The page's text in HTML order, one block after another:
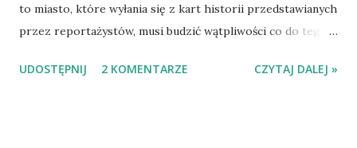
to miasto, które wyłania się z kart historii przedstawianych
przez reportażystów, musi budzić wątpliwości co do tego,
Pamiętam stary dworzec Łódź Fabryczna i Łódź Kaliska.
UDOSTĘPNIJ 2 KOMENTARZE CZYTAJ DALEJ »